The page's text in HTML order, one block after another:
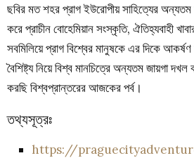
ছবির মত শহর প্রাগ ইউরোপীয় সাহিত্যের
করে প্রাচীন বোহেমিয়ান সংস্কৃতি, ঐতিহ্যবাহী
সবমিলিয়ে প্রাগ বিশ্বের মানুষকে এর দিকে
বৈশিষ্ট্য নিয়ে বিশ্ব মানচিত্রে অন্যতম জায়গা
করছি বিশ্বপ্রান্তরের আজকের পর্ব।
তথ্যসূত্রঃ
https://